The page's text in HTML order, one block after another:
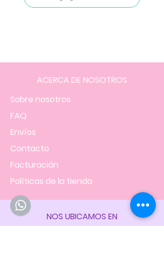
ACERCA DE NOSOTROS
Sobre nosotros
FAQ
Envíos
Contacto
Facturación
Políticas de la tienda
NOS UBICAMOS EN